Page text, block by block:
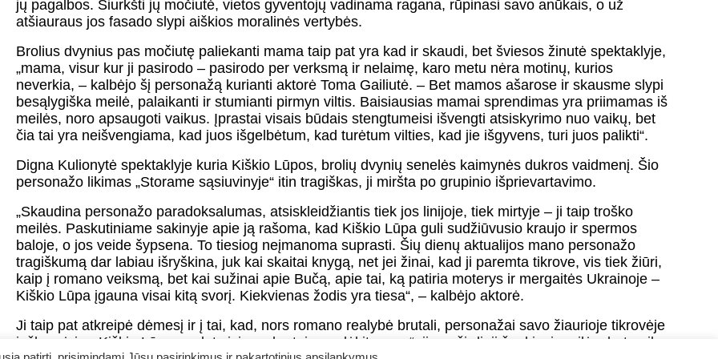
jų pagalbos. Šiurkšti jų močiutė, vietos gyventojų vadinama ragana, rūpinasi savo anūkais, o už
atšiauraus jos fasado slypi aiškios moralinės vertybės.
Brolius dvynius pas močiutę paliekanti mama taip pat yra kad ir skaudi, bet šviesos žinutė spektaklyje,
„mama, visur kur ji pasirodo – pasirodo per verksmą ir nelaimę, karo metu nėra motinų, kurios
neverkia, – kalbėjo šį personažą kurianti aktorė Toma Gailiutė. – Bet mamos ašarose ir skausme slypi
besąlygiška meilė, palaikanti ir stumianti pirmyn viltis. Baisiausias mamai sprendimas yra priimamas iš
meilės, noro apsaugoti vaikus. Įprastai visais būdais stengtumeisi išvengti atsiskyrimo nuo vaikų, bet
čia tai yra neišvengiama, kad juos išgelbėtum, kad turėtum vilties, kad jie išgyvens, turi juos palikti“.
Digna Kulionytė spektaklyje kuria Kiškio Lūpos, brolių dvynių senelės kaimynės dukros vaidmenį. Šio
personažo likimas „Storame sąsiuvinyje“ itin tragiškas, ji miršta po grupinio išprievartavimo.
„Skaudina personažo paradoksalumas, atsiskleidžiantis tiek jos linijoje, tiek mirtyje – ji taip troško
meilės. Paskutiniame sakinyje apie ją rašoma, kad Kiškio Lūpa guli sudžiūvusio kraujo ir spermos
baloje, o jos veide šypsena. To tiesiog neįmanoma suprasti. Šių dienų aktualijos mano personažo
tragiškumą dar labiau išryškina, juk kai skaitai knygą, net jei žinai, kad ji paremta tikrove, vis tiek žiūri,
kaip į romano veiksmą, bet kai sužinai apie Bučą, apie tai, ką patiria moterys ir mergaitės Ukrainoje –
Kiškio Lūpa įgauna visai kitą svorį. Kiekvienas žodis yra tiesa“, – kalbėjo aktorė.
Ji taip pat atkreipė dėmesį ir į tai, kad, nors romano realybė brutali, personažai savo žiaurioje tikrovėje
ieško gėrio, „Kiškio Lūpa nuolat visiems kartoja „mylėkit mane“, ji nuoširdi, ji šaukiasi meilės, bet gaila,